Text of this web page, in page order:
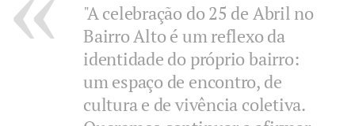
"A celebração do 25 de Abril no
Bairro Alto é um reflexo da
identidade do próprio bairro:
um espaço de encontro, de
cultura e de vivência coletiva.